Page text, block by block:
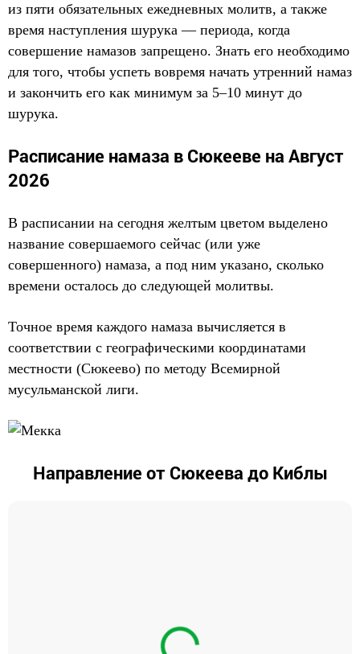
из пяти обязательных ежедневных молитв, а также
время наступления шурука — периода, когда
совершение намазов запрещено. Знать его необходимо
для того, чтобы успеть вовремя начать утренний намаз
и закончить его как минимум за 5–10 минут до
шурука.
Расписание намаза в Сюкееве на Август
2026
В расписании на сегодня желтым цветом выделено
название совершаемого сейчас (или уже
совершенного) намаза, а под ним указано, сколько
времени осталось до следующей молитвы.
Точное время каждого намаза вычисляется в
соответствии с географическими координатами
местности (Сюкеево) по методу Всемирной
мусульманской лиги.
Направление от Сюкеева до Киблы